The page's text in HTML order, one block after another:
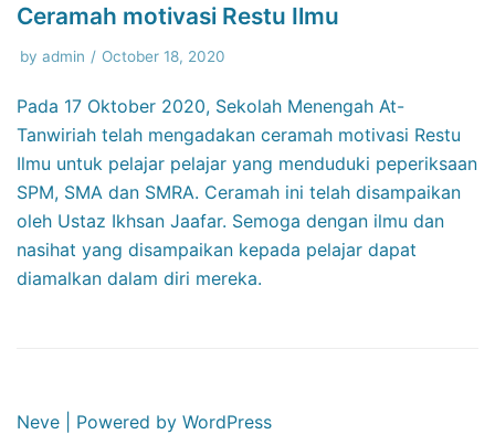
Ceramah motivasi Restu Ilmu
by admin October 18, 2020
Pada 17 Oktober 2020, Sekolah Menengah At-
Tanwiriah telah mengadakan ceramah motivasi Restu
Ilmu untuk pelajar pelajar yang menduduki peperiksaan
SPM, SMA dan SMRA. Ceramah ini telah disampaikan
oleh Ustaz Ikhsan Jaafar. Semoga dengan ilmu dan
nasihat yang disampaikan kepada pelajar dapat
diamalkan dalam diri mereka.
Neve | Powered by WordPress